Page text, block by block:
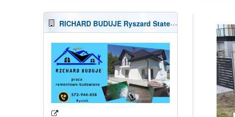
RICHARD BUDUJE Ryszard Stateczny